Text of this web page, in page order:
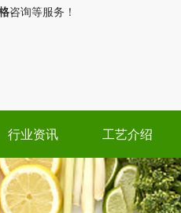
咨询等服务！
行业资讯 工艺介绍